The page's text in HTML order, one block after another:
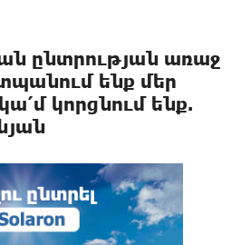
ընտրության առաջ
ենք մեր
կորցնում ենք.